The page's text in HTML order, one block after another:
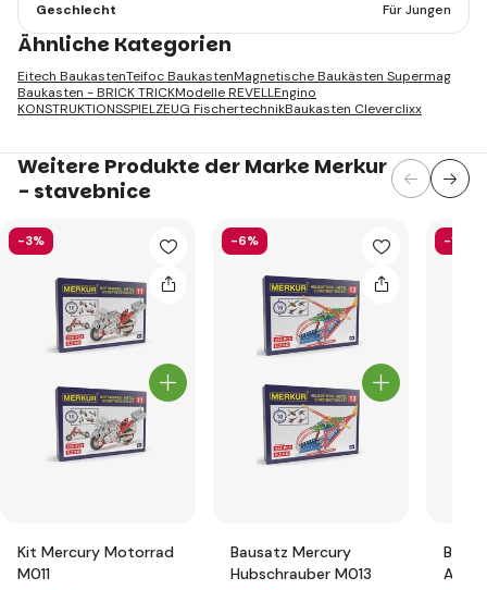
Geschlecht Für Jungen
Ähnliche Kategorien
Eitech BaukastenTeifoc BaukastenMagnetische Baukästen Supermag
Baukasten - BRICK TRICKModelle REVELLEngino
KONSTRUKTIONSSPIELZEUG FischertechnikBaukasten Cleverclixx
Weitere Produkte der Marke Merkur
- stavebnice
-3%
Kit Mercury Motorrad
M011
-6%
Bausatz Mercury
Hubschrauber M013
-14%